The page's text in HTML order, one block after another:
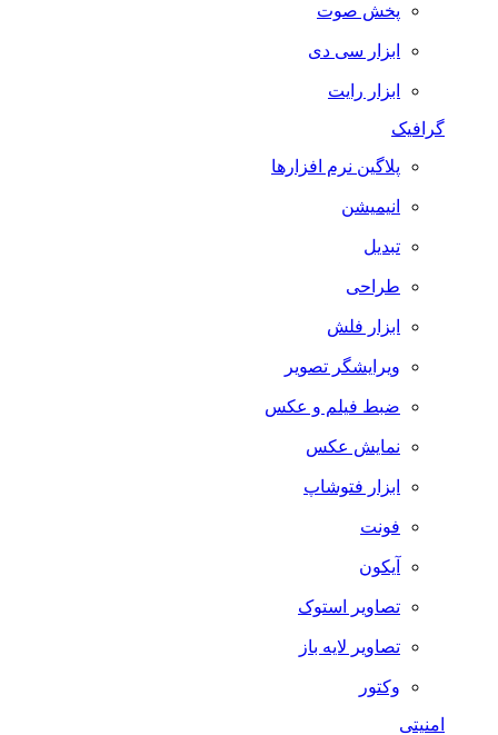
پخش صوت
ابزار سی دی
ابزار رایت
گرافیک
پلاگین نرم افزارها
انیمیشن
تبدیل
طراحی
ابزار فلش
ویرایشگر تصویر
ضبط فيلم و عكس
نمایش عکس
ابزار فتوشاپ
فونت
آیکون
تصاویر استوک
تصاویر لایه باز
وکتور
امنیتی